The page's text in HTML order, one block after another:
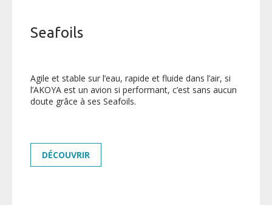
Seafoils
Agile et stable sur l’eau, rapide et fluide dans l’air, si
l’AKOYA est un avion si performant, c’est sans aucun
doute grâce à ses Seafoils.
DÉCOUVRIR